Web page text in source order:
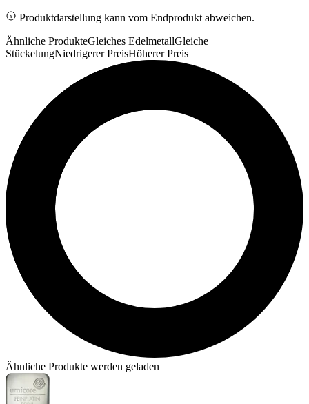
Produktdarstellung kann vom Endprodukt abweichen.
Ähnliche ProdukteGleiches EdelmetallGleiche
StückelungNiedrigerer PreisHöherer Preis
Ähnliche Produkte werden geladen